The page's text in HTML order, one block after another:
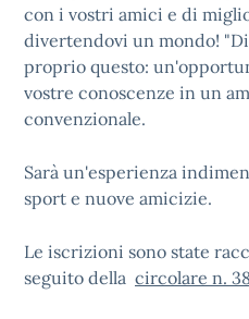
con i vostri amici e di
divertendovi un mondo!
proprio questo:
vostre conoscenze in un
convenzionale.
Sarà un'esperienza
sport e nuove amicizie.
Le iscrizioni sono state
seguito della circolare n.